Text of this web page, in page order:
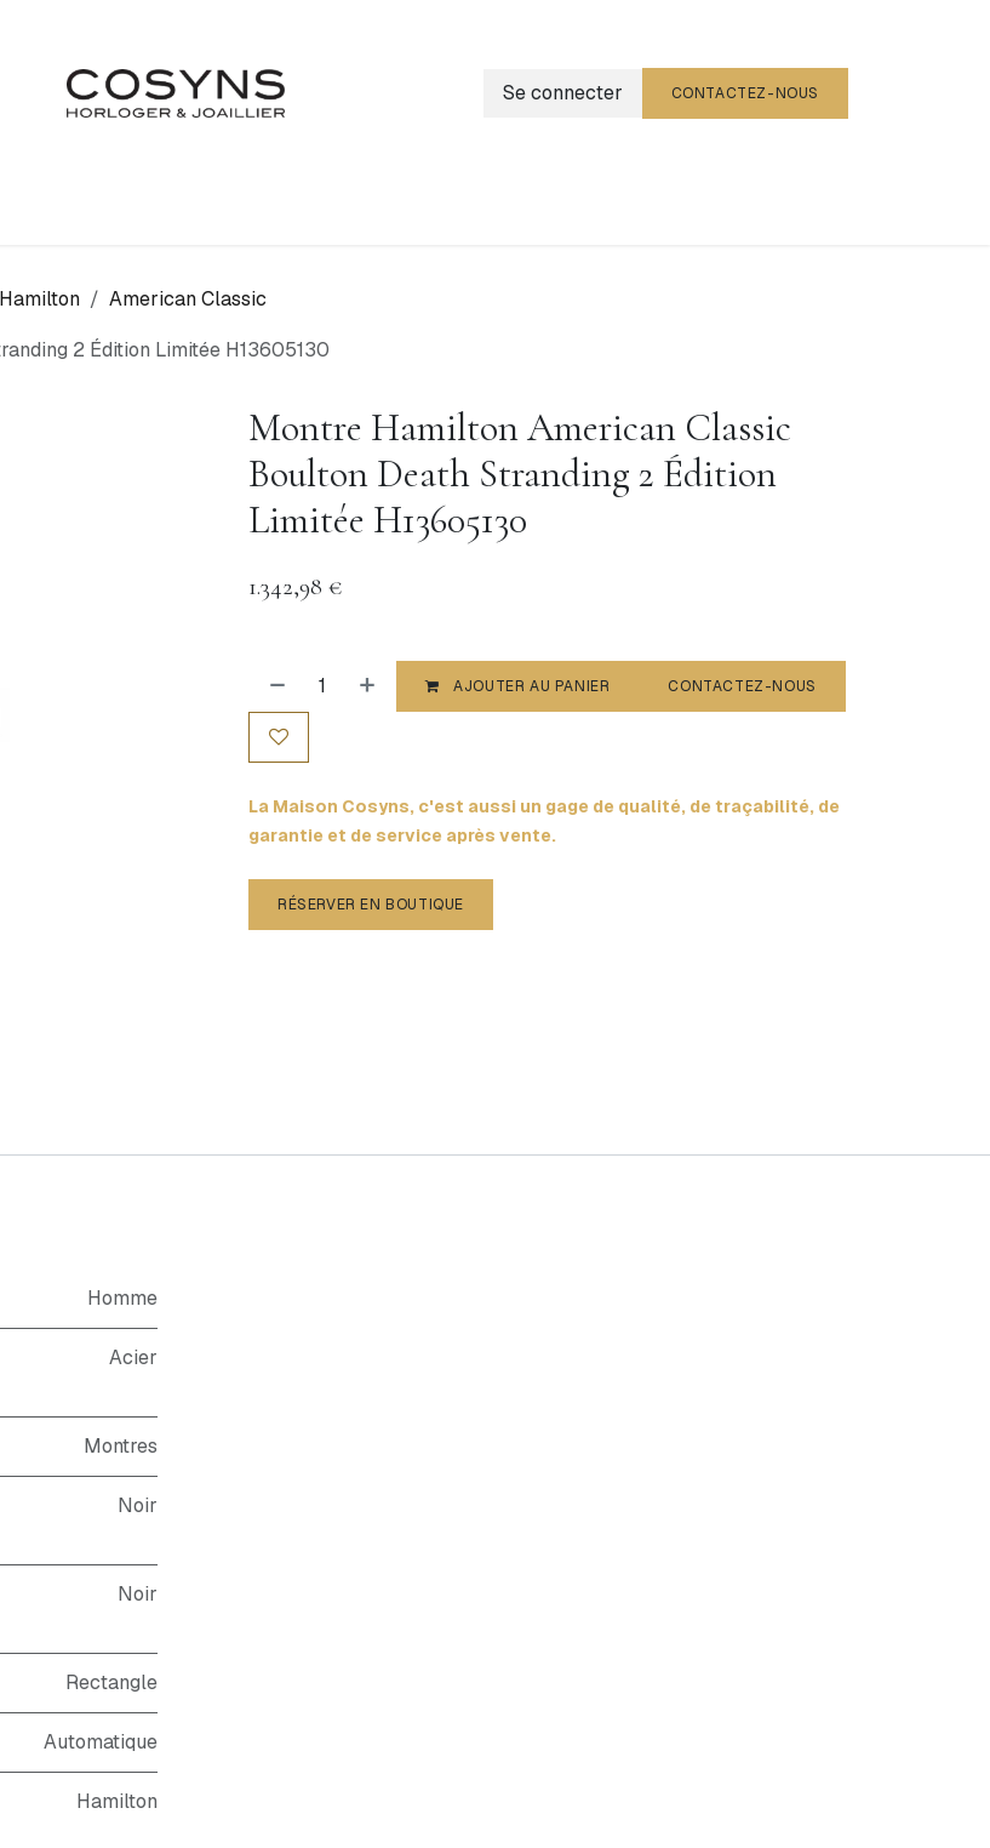
Se connecter CONTACTEZ-NOUS
Hamilton
American Classic
2 Édition Limitée H13605130
Montre Hamilton American Classic
Boulton Death Stranding 2 Édition
Limitée H13605130
1.342,98 €
AJOUTER AU PANIER CONTACTEZ-NOUS
La Maison Cosyns, c'est aussi un gage de qualité, de traçabilité, de
garantie et de service après vente.
RÉSERVER EN BOUTIQUE
Homme
Acier
Montres
Noir
Noir
Rectangle
Automatique
Hamilton